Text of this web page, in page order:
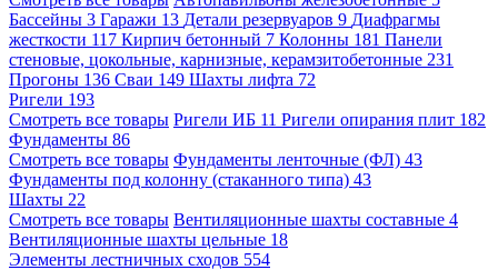
Бассейны 3 Гаражи 13 Детали резервуаров 9 Диафрагмы
жесткости 117 Кирпич бетонный 7 Колонны 181 Панели
стеновые, цокольные, карнизные, керамзитобетонные 231
Прогоны 136 Сваи 149 Шахты лифта 72
Ригели 193
Смотреть все товары Ригели ИБ 11 Ригели опирания плит 182
Фундаменты 86
Смотреть все товары Фундаменты ленточные (ФЛ) 43
Фундаменты под колонну (стаканного типа) 43
Шахты 22
Смотреть все товары Вентиляционные шахты составные 4
Вентиляционные шахты цельные 18
Элементы лестничных сходов 554